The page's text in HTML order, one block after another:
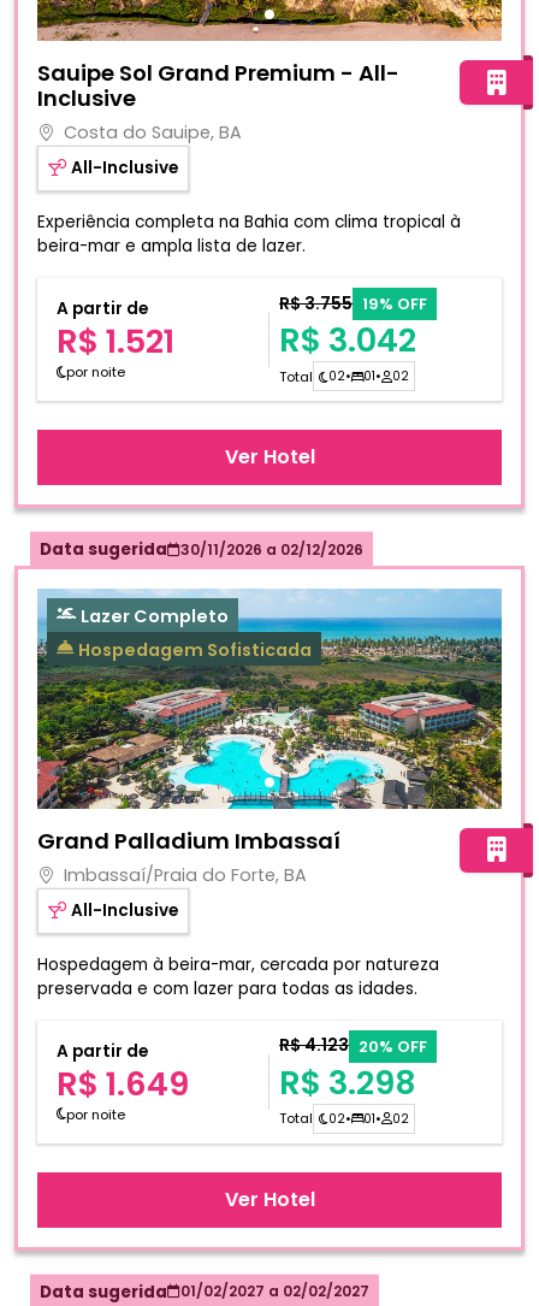
Sauipe Sol Grand Premium - All-
Inclusive
Costa do Sauipe, BA
All-Inclusive
Experiência completa na Bahia com clima tropical à
beira-mar e ampla lista de lazer.
A partir de
R$ 1.521
por noite
R$ 3.755 19% OFF
R$ 3.042
Total 02• 01• 02
Ver Hotel
Data sugerida 30/11/2026 a 02/12/2026
Lazer Completo
Hospedagem Sofisticada
Grand Palladium Imbassaí
Imbassaí/Praia do Forte, BA
All-Inclusive
Hospedagem à beira-mar, cercada por natureza
preservada e com lazer para todas as idades.
A partir de
R$ 1.649
por noite
R$ 4.123 20% OFF
R$ 3.298
Total 02• 01• 02
Ver Hotel
Data sugerida 01/02/2027 a 02/02/2027